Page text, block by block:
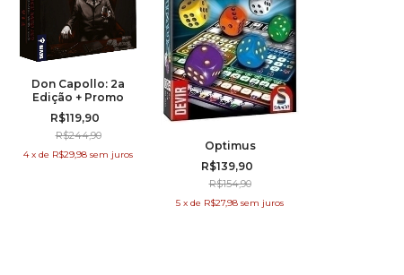
Don Capollo: 2a
Edição + Promo
R$119,90
R$244,90
4 x de R$29,98 sem juros
Optimus
R$139,90
R$154,90
5 x de R$27,98 sem juros